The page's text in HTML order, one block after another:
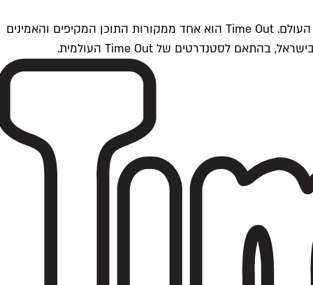
Time Outתל אביב הוא חלק מרשת Time Out Global — רשת מדיה בינלאומית הפועלת ב-360 ערים מרכזיות וב-60 מדינות ברחבי העולם. Time Out הוא אחד ממקורות התוכן המקיפים והאמינים